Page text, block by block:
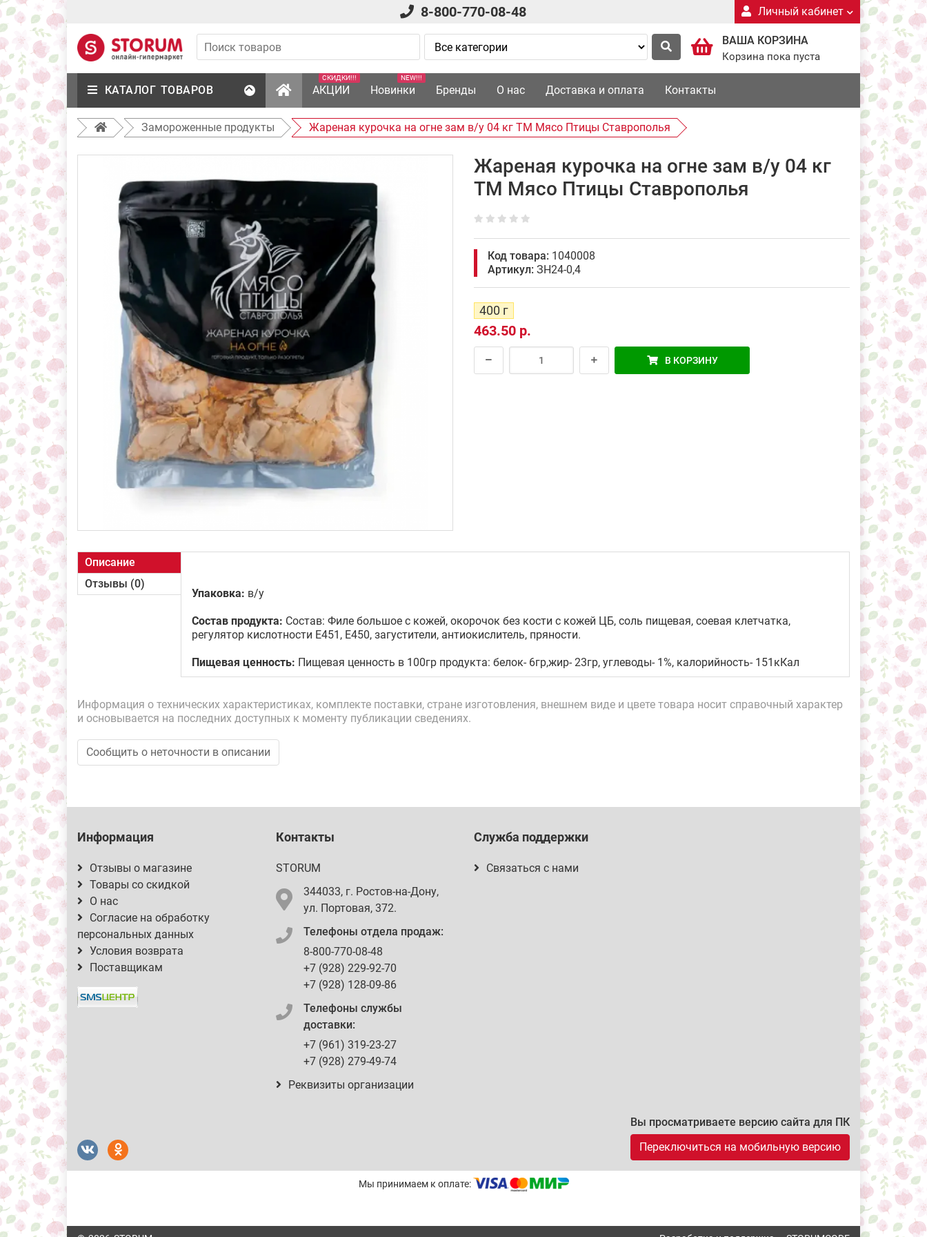
8-800-770-08-48 Личный кабинет
ВАША КОРЗИНА
Корзина пока пуста
КАТАЛОГ ТОВАРОВ АКЦИИ
СКИДКИ!!!
Новинки
NEW!!!
Бренды О нас Доставка и оплата Контакты
Замороженные продукты Жареная курочка на огне зам в/у 04 кг ТМ Мясо Птицы Ставрополья
Жареная курочка на огне зам в/у 04 кг
ТМ Мясо Птицы Ставрополья
Код товара: 1040008
Артикул: ЗН24-0,4
400 г
463.50 р.
В КОРЗИНУ
Описание
Отзывы (0)
Упаковка: в/у
Состав продукта: Состав: Филе большое с кожей, окорочок без кости с кожей ЦБ, соль пищевая, соевая клетчатка,
регулятор кислотности Е451, Е450, загустители, антиокислитель, пряности.
Пищевая ценность: Пищевая ценность в 100гр продукта: белок- 6гр,жир- 23гр, углеводы- 1%, калорийность- 151кКал
Информация о технических характеристиках, комплекте поставки, стране изготовления, внешнем виде и цвете товара носит справочный характер
и основывается на последних доступных к моменту публикации сведениях.
Сообщить о неточности в описании
Информация
Отзывы о магазине
Товары со скидкой
О нас
Согласие на обработку
персональных данных
Условия возврата
Поставщикам
Контакты
STORUM
344033, г. Ростов-на-Дону,
ул. Портовая, 372.
Телефоны отдела продаж:
8-800-770-08-48
+7 (928) 229-92-70
+7 (928) 128-09-86
Телефоны службы
доставки:
+7 (961) 319-23-27
+7 (928) 279-49-74
Реквизиты организации
Служба поддержки
Связаться с нами
Вы просматриваете версию сайта для ПК
Переключиться на мобильную версию
Мы принимаем к оплате: